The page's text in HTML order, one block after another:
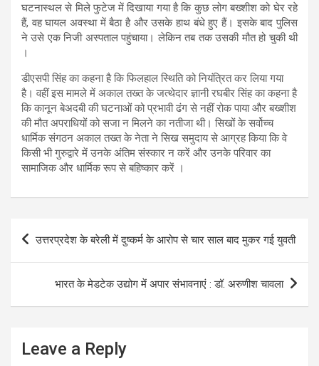
घटनास्थल से मिले फुटेज में दिखाया गया है कि कुछ लोग बख्शीश को घेर रहे
हैं, वह घायल अवस्था में बैठा है और उसके हाथ बंधे हुए हैं। इसके बाद पुलिस
ने उसे एक निजी अस्पताल पहुंचाया। लेकिन तब तक उसकी मौत हो चुकी थी
।
डीएसपी सिंह का कहना है कि फिलहाल स्थिति को नियंत्रित कर लिया गया
है। वहीं इस मामले में अकाल तख्त के जत्थेदार ज्ञानी रघबीर सिंह का कहना है
कि कानून बेअदबी की घटनाओं को प्रभावी ढंग से नहीं रोक पाया और बख्शीश
की मौत अपराधियों को सजा न मिलने का नतीजा थी। सिखों के सर्वोच्च
धार्मिक संगठन अकाल तख्त के नेता ने सिख समुदाय से आग्रह किया कि वे
किसी भी गुरुद्वारे में उनके अंतिम संस्कार न करें और उनके परिवार का
सामाजिक और धार्मिक रूप से बहिष्कार करें ।
Post
navigation
उत्तरप्रदेश के बरेली में दुष्‍कर्म के आरोप से चार साल बाद मुकर गई युवती
भारत के मेडटेक उद्योग में अपार संभावनाएं : डॉ. अरुणीश चावला
Leave a Reply